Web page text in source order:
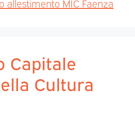
allestimento MIC Faenza
Capitale
Cultura